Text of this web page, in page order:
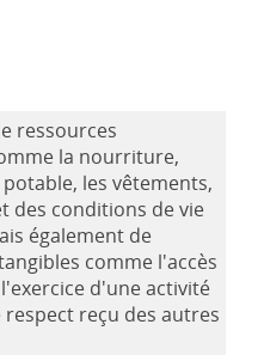
ressources
la nourriture,
les vêtements,
des conditions de vie
également de
comme l'accès
d'une activité
reçu des autres